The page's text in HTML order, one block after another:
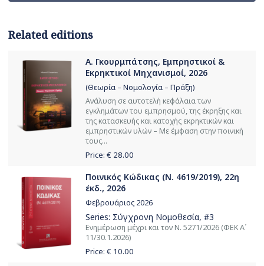
Related editions
Α. Γκουρμπάτσης, Εμπρηστικοί &
Εκρηκτικοί Μηχανισμοί, 2026
(Θεωρία – Νομολογία – Πράξη)
Ανάλυση σε αυτοτελή κεφάλαια των
εγκλημάτων του εμπρησμού, της έκρηξης και
της κατασκευής και κατοχής εκρηκτικών και
εμπρηστικών υλών – Με έμφαση στην ποινική
τους...
Price: € 28.00
Ποινικός Κώδικας (Ν. 4619/2019), 22η
έκδ., 2026
Φεβρουάριος 2026
Series: Σύγχρονη Νομοθεσία, #3
Ενημέρωση μέχρι και τον Ν. 5271/2026 (ΦΕΚ Α΄
11/30.1.2026)
Price: € 10.00